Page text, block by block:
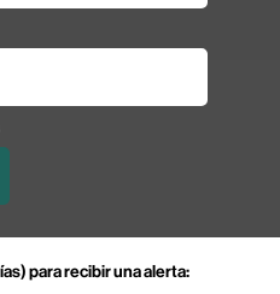
para recibir una alerta: